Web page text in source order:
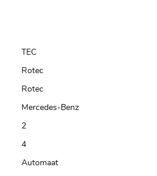
TEC
Rotec
Rotec
Mercedes-Benz
2
4
Automaat